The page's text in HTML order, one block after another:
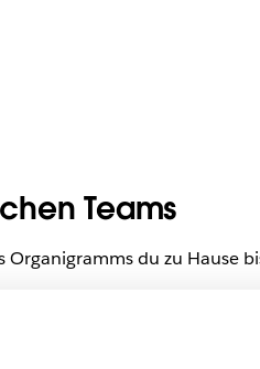
Teams
Organigramms du zu